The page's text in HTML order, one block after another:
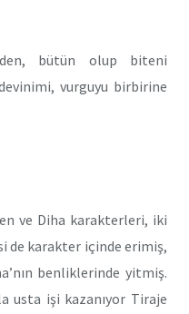
bütün olup biteni
vurguyu birbirine
ve Diha karakterleri, iki
de karakter içinde erimiş,
benliklerinde yitmiş.
usta işi kazanıyor Tiraje